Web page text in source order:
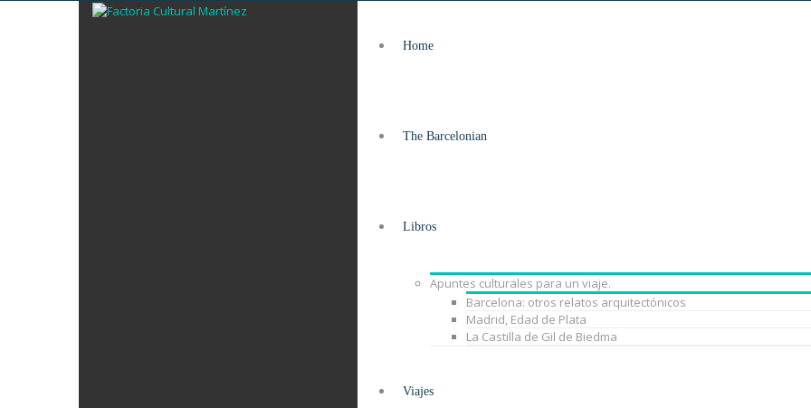
Home
The Barcelonian
Libros
Apuntes culturales para un viaje.
Barcelona: otros relatos arquitectónicos
Madrid, Edad de Plata
La Castilla de Gil de Biedma
Viajes